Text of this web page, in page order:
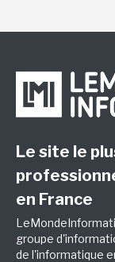
Le site le
en France
groupe
de l'informatique